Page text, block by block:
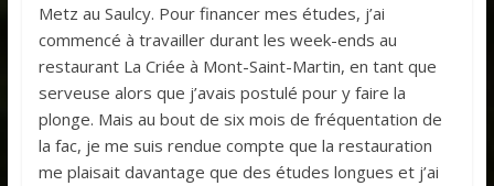
Metz au Saulcy. Pour financer mes études, j’ai
commencé à travailler durant les week-ends au
restaurant La Criée à Mont-Saint-Martin, en tant que
serveuse alors que j’avais postulé pour y faire la
plonge. Mais au bout de six mois de fréquentation de
la fac, je me suis rendue compte que la restauration
me plaisait davantage que des études longues et j’ai